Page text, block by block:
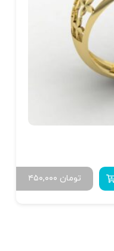
۴۵۰,۰۰۰ تومان